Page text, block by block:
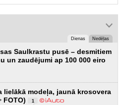
Dienas Nedēļas
Saulkrastu pusē – desmitiem
un zaudējumi ap 100 000 eiro
lielākā modeļa, jaunā krosovera
FOTO)
1